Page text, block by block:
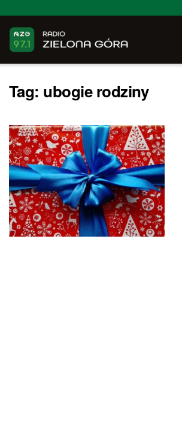
Tag: ubogie rodziny